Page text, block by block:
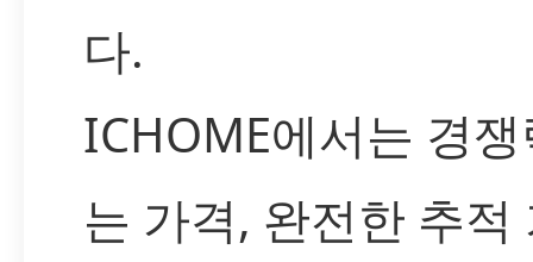
다.
ICHOME에서는 경
는 가격, 완전한 추적